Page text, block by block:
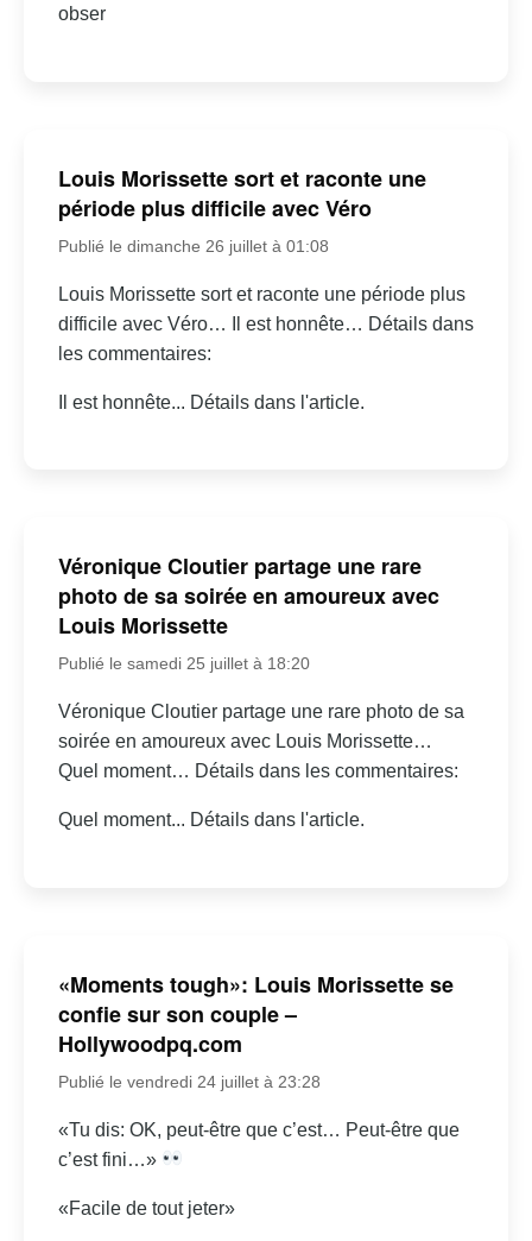
obser
Louis Morissette sort et raconte une
période plus difficile avec Véro
Publié le dimanche 26 juillet à 01:08
Louis Morissette sort et raconte une période plus
difficile avec Véro… Il est honnête… Détails dans
les commentaires:
Il est honnête... Détails dans l'article.
Véronique Cloutier partage une rare
photo de sa soirée en amoureux avec
Louis Morissette
Publié le samedi 25 juillet à 18:20
Véronique Cloutier partage une rare photo de sa
soirée en amoureux avec Louis Morissette…
Quel moment… Détails dans les commentaires:
Quel moment... Détails dans l'article.
«Moments tough»: Louis Morissette se
confie sur son couple –
Hollywoodpq.com
Publié le vendredi 24 juillet à 23:28
«Tu dis: OK, peut-être que c’est… Peut-être que
c’est fini…»
«Facile de tout jeter»